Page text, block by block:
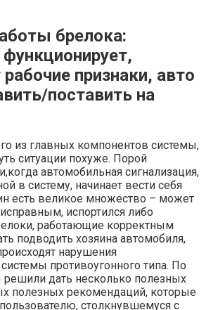
брелока:
признаки, авто
поставить на
из главных компонентов системы,
ситуации похуже. Порой
автомобильная сигнализация,
в систему, начинает вести себя
есть великое множество – может
испортился либо
работающие корректным
подводить хозяина автомобиля,
нарушения
противоугонного типа. По
дать несколько полезных
полезных рекомендаций, которые
столкнувшемуся с